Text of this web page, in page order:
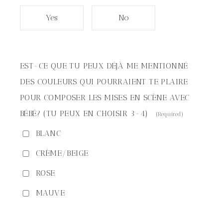
Yes No
EST-CE QUE TU PEUX DÉJÀ ME MENTIONNÉ
DES COULEURS QUI POURRAIENT TE PLAIRE
POUR COMPOSER LES MISES EN SCÈNE AVEC
BÉBÉ? (TU PEUX EN CHOISIR 3-4)
(Required)
BLANC
CRÈME/BEIGE
ROSE
MAUVE